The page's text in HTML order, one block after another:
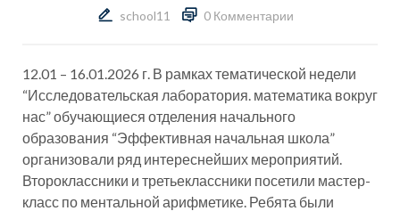
school11
0 Комментарии
12.01 – 16.01.2026 г. В рамках тематической недели
“Исследовательская лаборатория. математика вокруг
нас” обучающиеся отделения начального
образования “Эффективная начальная школа”
организовали ряд интереснейших мероприятий.
Второклассники и третьеклассники посетили мастер-
класс по ментальной арифметике. Ребята были